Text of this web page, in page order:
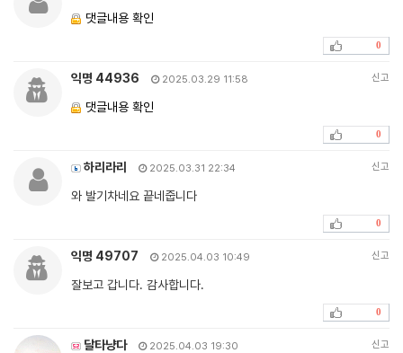
댓글내용 확인
0
익명 44936 2025.03.29 11:58 신고
댓글내용 확인
0
하리라리 2025.03.31 22:34 신고
와 발기차네요 끝네줍니다
0
익명 49707 2025.04.03 10:49 신고
잘보고 갑니다. 감사합니다.
0
달타냥다 2025.04.03 19:30 신고